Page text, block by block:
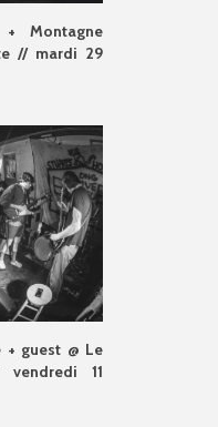
Montagne
// mardi 29
guest @ Le
11